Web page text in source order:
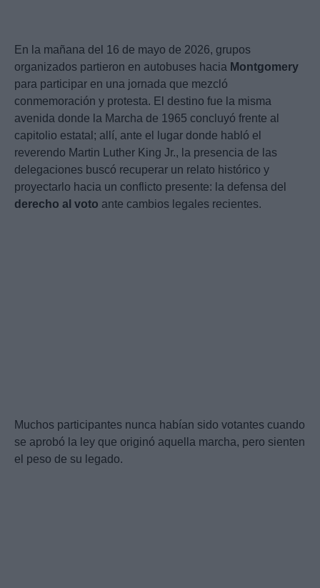
En la mañana del 16 de mayo de 2026, grupos
organizados partieron en autobuses hacia Montgomery
para participar en una jornada que mezcló
conmemoración y protesta. El destino fue la misma
avenida donde la Marcha de 1965 concluyó frente al
capitolio estatal; allí, ante el lugar donde habló el
reverendo Martin Luther King Jr., la presencia de las
delegaciones buscó recuperar un relato histórico y
proyectarlo hacia un conflicto presente: la defensa del
derecho al voto ante cambios legales recientes.
Muchos participantes nunca habían sido votantes cuando
se aprobó la ley que originó aquella marcha, pero sienten
el peso de su legado.